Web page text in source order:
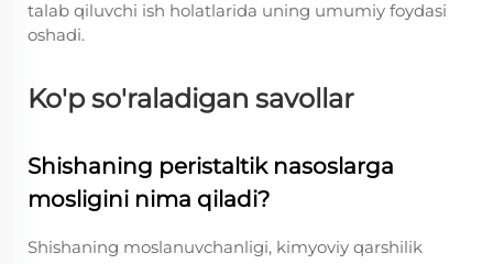
talab qiluvchi ish holatlarida uning umumiy foydasi
oshadi.
Ko'p so'raladigan savollar
Shishaning peristaltik nasoslarga
mosligini nima qiladi?
Shishaning moslanuvchanligi, kimyoviy qarshilik